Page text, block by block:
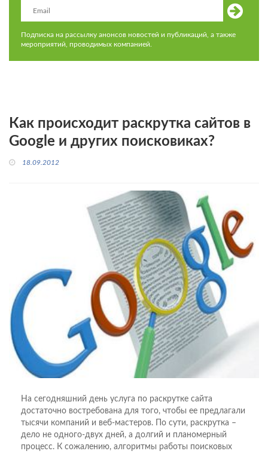
Подписка на рассылку анонсов новостей и публикаций, а также
мероприятий, проводимых компанией.
Как происходит раскрутка сайтов в
Google и других поисковиках?
18.09.2012
На сегодняшний день услуга по раскрутке сайта
достаточно востребована для того, чтобы ее предлагали
тысячи компаний и веб-мастеров. По сути, раскрутка –
дело не одного-двух дней, а долгий и планомерный
процесс. К сожалению, алгоритмы работы поисковых